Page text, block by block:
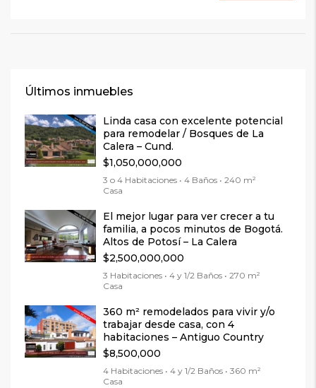
Últimos inmuebles
Linda casa con excelente potencial
para remodelar / Bosques de La
Calera – Cund.
$1,050,000,000
3 o 4 Habitaciones • 4 Baños • 240 m²
Casa
El mejor lugar para ver crecer a tu
familia, a pocos minutos de Bogotá.
Altos de Potosí – La Calera
$2,500,000,000
3 Habitaciones • 4 y 1/2 Baños • 270 m²
Casa
360 m² remodelados para vivir y/o
trabajar desde casa, con 4
habitaciones – Antiguo Country
$8,500,000
4 Habitaciones • 4 y 1/2 Baños • 360 m²
Casa